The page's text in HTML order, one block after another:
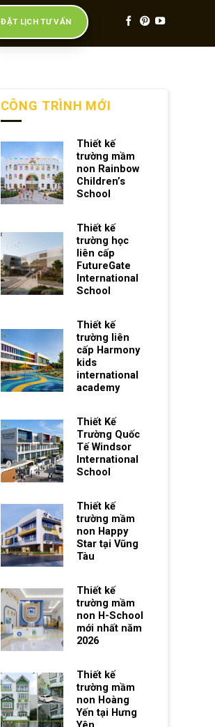
ĐẶT LỊCH TƯ VẤN
CÔNG TRÌNH MỚI
Thiết kế
trường mầm
non Rainbow
Children’s
School
Thiết kế
trường học
liên cấp
FutureGate
International
School
Thiết kế
trường liên
cấp Harmony
kids
international
academy
Thiết Kế
Trường Quốc
Tế Windsor
International
School
Thiết kế
trường mầm
non Happy
Star tại Vũng
Tàu
Thiết kế
trường mầm
non H-School
mới nhất năm
2026
Thiết kế
trường mầm
non Hoàng
Yến tại Hưng